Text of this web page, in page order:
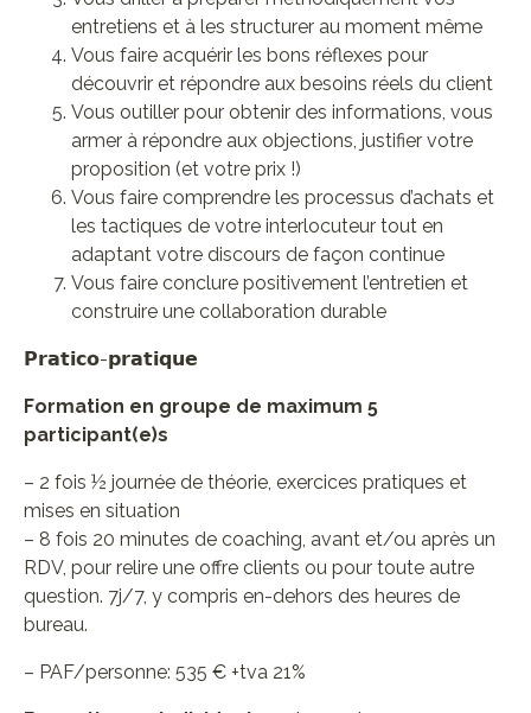
entretiens et à les structurer au moment même
Vous faire acquérir les bons réflexes pour
découvrir et répondre aux besoins réels du client
Vous outiller pour obtenir des informations, vous
armer à répondre aux objections, justifier votre
proposition (et votre prix !)
Vous faire comprendre les processus d’achats et
les tactiques de votre interlocuteur tout en
adaptant votre discours de façon continue
Vous faire conclure positivement l’entretien et
construire une collaboration durable
𝗣𝗿𝗮𝘁𝗶𝗰𝗼-𝗽𝗿𝗮𝘁𝗶𝗾𝘂𝗲
Formation en groupe de maximum 5
participant(e)s
– 2 fois ½ journée de théorie, exercices pratiques et
mises en situation
– 8 fois 20 minutes de coaching, avant et/ou après un
RDV, pour relire une offre clients ou pour toute autre
question. 7j/7, y compris en-dehors des heures de
bureau.
– PAF/personne: 535 € +tva 21%